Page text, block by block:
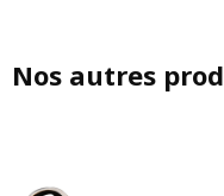
Nos autres